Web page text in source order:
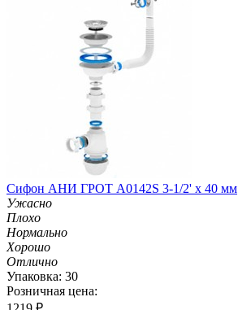
Сифон АНИ ГРОТ А0142S 3-1/2' х 40 мм
Ужасно
Плохо
Нормально
Хорошо
Отлично
Упаковка: 30
Розничная цена: